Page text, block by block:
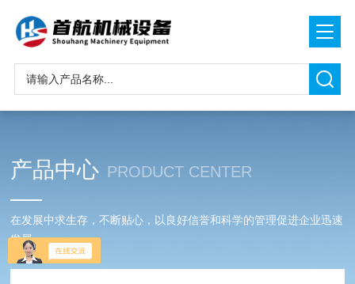
产品中心 PRODUCT CENTER
在发展中求生存，不断贴心，以良好信誉和科学的管理促进企业迅速
发展